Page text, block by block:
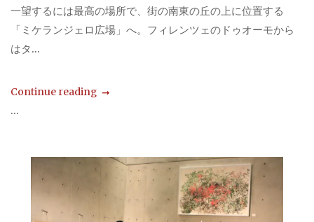
一望するには最高の場所で、街の南東の丘の上に位置する
「ミケランジェロ広場」へ。フィレンツェのドゥオーモから
はタ...
Continue reading
...